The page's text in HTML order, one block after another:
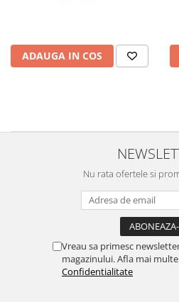
ADAUGA IN COS
Nu rata ofertele si
Vreau sa primesc
magazinului. Afla mai
Confidentialitate